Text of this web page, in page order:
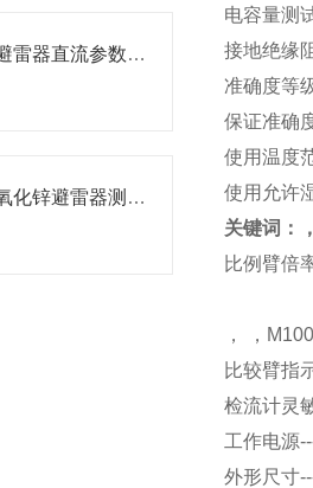
便携式氧化锌避雷器直流参数测试仪操作说明
三相同侧无线氧化锌避雷器测试仪的优点
电容量测
接地绝缘
准确度等
保证准确
使用温度
使用允许
关键词：
比例臂倍
， ，
比较臂指
检流计灵
工作电源
外形尺寸